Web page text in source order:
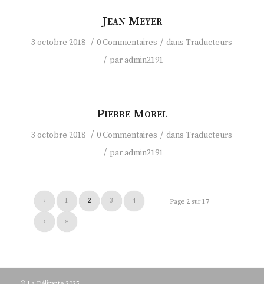
Jean Meyer
3 octobre 2018 / 0 Commentaires / dansTraducteurs
/ par admin2191
Pierre Morel
3 octobre 2018 / 0 Commentaires / dansTraducteurs
/ par admin2191
Page 2 sur 17
‹ 1 2 3 4
› »